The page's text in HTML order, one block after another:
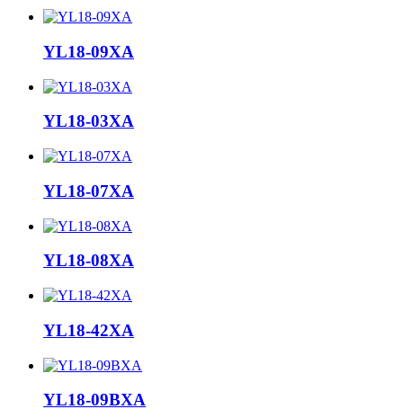
YL18-09XA
YL18-03XA
YL18-07XA
YL18-08XA
YL18-42XA
YL18-09BXA